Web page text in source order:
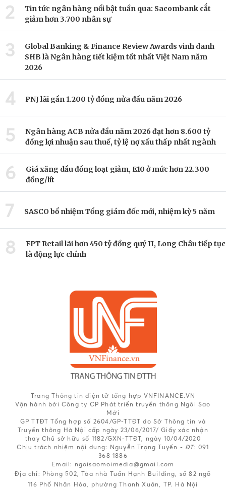
2
Tin tức ngân hàng nổi bật tuần qua: Sacombank cắt
giảm hơn 3.700 nhân sự
3
Global Banking & Finance Review Awards vinh danh
SHB là Ngân hàng tiết kiệm tốt nhất Việt Nam năm
2026
4 PNJ lãi gần 1.200 tỷ đồng nửa đầu năm 2026
5
Ngân hàng ACB nửa đầu năm 2026 đạt hơn 8.600 tỷ
đồng lợi nhuận sau thuế, tỷ lệ nợ xấu thấp nhất ngành
6
Giá xăng dầu đồng loạt giảm, E10 ở mức hơn 22.300
đồng/lít
7 SASCO bổ nhiệm Tổng giám đốc mới, nhiệm kỳ 5 năm
8
FPT Retail lãi hơn 450 tỷ đồng quý II, Long Châu tiếp tục
là động lực chính
Trang Thông tin điện tử tổng hợp VNFINANCE.VN
Vận hành bởi Công ty CP Phát triển truyền thông Ngôi Sao
Mới
GP TTĐT Tổng hợp số 2604/GP-TTĐT do Sở Thông tin và
Truyền thông Hà Nội cấp ngày 23/06/2017/ Giấy xác nhận
thay Chủ sở hữu số 1182/GXN-TTĐT, ngày 10/04/2020
Chịu trách nhiệm nội dung: Nguyễn Trọng Tuyến - ĐT: 091
368 1886
Email: ngoisaomoimedia@gmail.com
Địa chỉ: Phòng 502, Tòa nhà Tuấn Hạnh Building, số 82 ngõ
116 Phố Nhân Hòa, phường Thanh Xuân, TP. Hà Nội